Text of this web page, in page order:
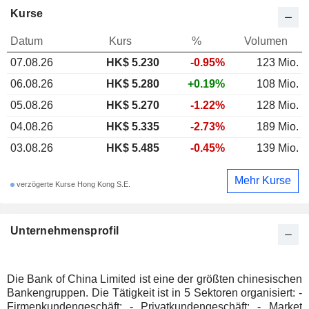
Unternehmensprofil
Die Bank of China Limited ist eine der größten chinesischen
Bankengruppen. Die Tätigkeit ist in 5 Sektoren organisiert: -
Firmenkundengeschäft; - Privatkundengeschäft; - Market
Kurse
Datum Kurs %
Volumen
07.08.26
HK$ 5.230 -0.95%
123 Mio.
06.08.26
HK$ 5.280 +0.19%
108 Mio.
05.08.26
HK$ 5.270 -1.22%
128 Mio.
04.08.26
HK$ 5.335 -2.73%
189 Mio.
03.08.26
HK$ 5.485 -0.45% 139 Mio.
verzögerte Kurse Hong Kong S.E. Mehr Kurse